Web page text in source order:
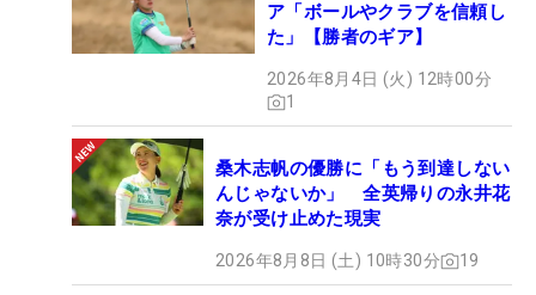
ア「ボールやクラブを信頼し
た」【勝者のギア】
2026年8月4日 (火) 12時00分
1
桑木志帆の優勝に「もう到達しない
んじゃないか」 全英帰りの永井花
奈が受け止めた現実
2026年8月8日 (土) 10時30分 19